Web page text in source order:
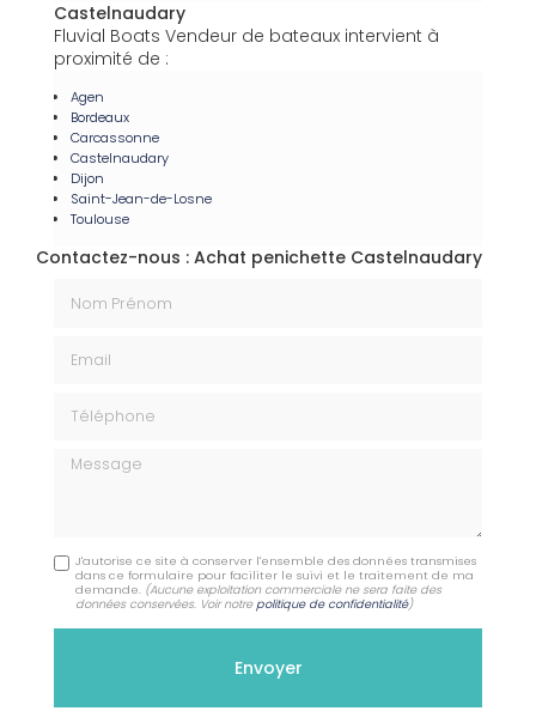
Castelnaudary
Fluvial Boats Vendeur de bateaux intervient à
proximité de :
Agen
Bordeaux
Carcassonne
Castelnaudary
Dijon
Saint-Jean-de-Losne
Toulouse
Contactez-nous : Achat penichette Castelnaudary
Message
J'autorise ce site à conserver l'ensemble des données transmises
dans ce formulaire pour faciliter le suivi et le traitement de ma
demande. (Aucune exploitation commerciale ne sera faite des
données conservées. Voir notrepolitique de confidentialité)